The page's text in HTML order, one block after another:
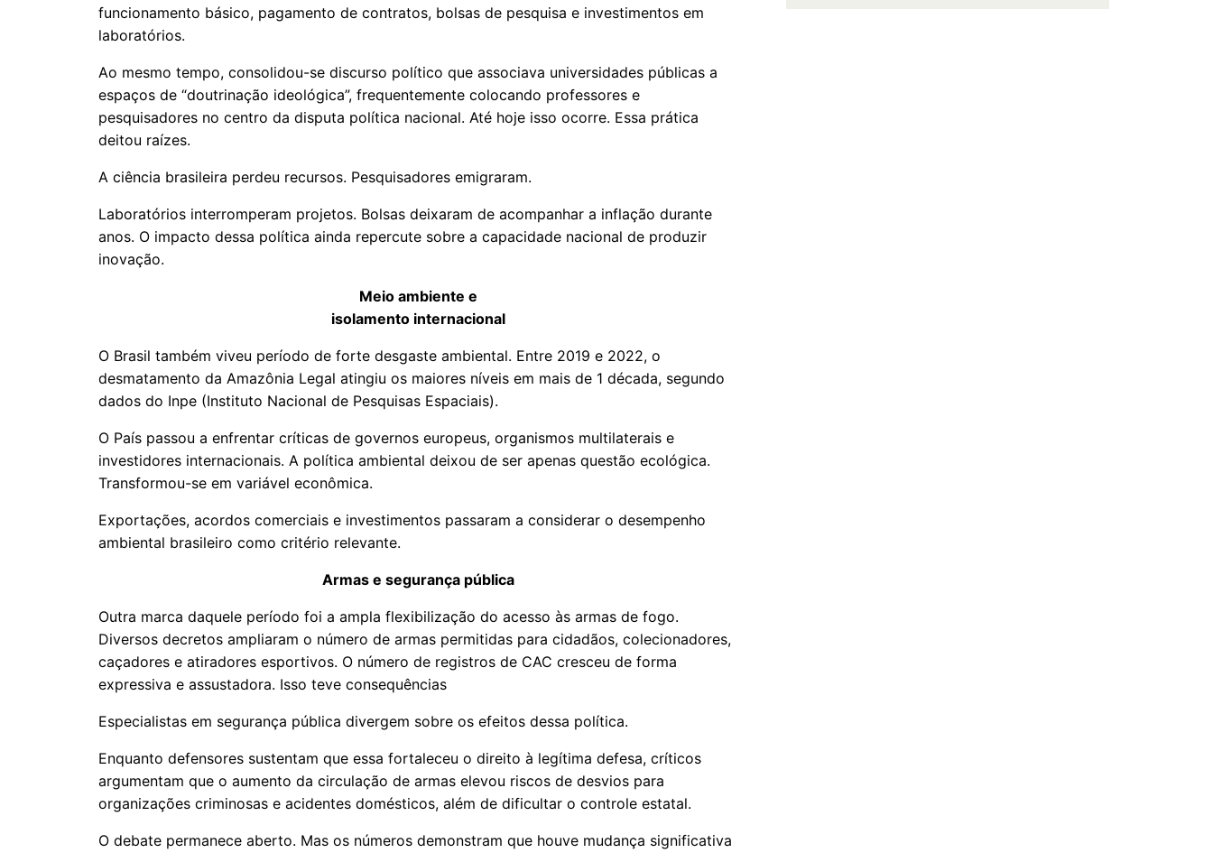
funcionamento básico, pagamento de contratos, bolsas de pesquisa e investimentos em
laboratórios.
Ao mesmo tempo, consolidou-se discurso político que associava universidades públicas a
espaços de “doutrinação ideológica”, frequentemente colocando professores e
pesquisadores no centro da disputa política nacional. Até hoje isso ocorre. Essa prática
deitou raízes.
A ciência brasileira perdeu recursos. Pesquisadores emigraram.
Laboratórios interromperam projetos. Bolsas deixaram de acompanhar a inflação durante
anos. O impacto dessa política ainda repercute sobre a capacidade nacional de produzir
inovação.
Meio ambiente e
isolamento internacional
O Brasil também viveu período de forte desgaste ambiental. Entre 2019 e 2022, o
desmatamento da Amazônia Legal atingiu os maiores níveis em mais de 1 década, segundo
dados do Inpe (Instituto Nacional de Pesquisas Espaciais).
O País passou a enfrentar críticas de governos europeus, organismos multilaterais e
investidores internacionais. A política ambiental deixou de ser apenas questão ecológica.
Transformou-se em variável econômica.
Exportações, acordos comerciais e investimentos passaram a considerar o desempenho
ambiental brasileiro como critério relevante.
Armas e segurança pública
Outra marca daquele período foi a ampla flexibilização do acesso às armas de fogo.
Diversos decretos ampliaram o número de armas permitidas para cidadãos, colecionadores,
caçadores e atiradores esportivos. O número de registros de CAC cresceu de forma
expressiva e assustadora. Isso teve consequências
Especialistas em segurança pública divergem sobre os efeitos dessa política.
Enquanto defensores sustentam que essa fortaleceu o direito à legítima defesa, críticos
argumentam que o aumento da circulação de armas elevou riscos de desvios para
organizações criminosas e acidentes domésticos, além de dificultar o controle estatal.
O debate permanece aberto. Mas os números demonstram que houve mudança significativa